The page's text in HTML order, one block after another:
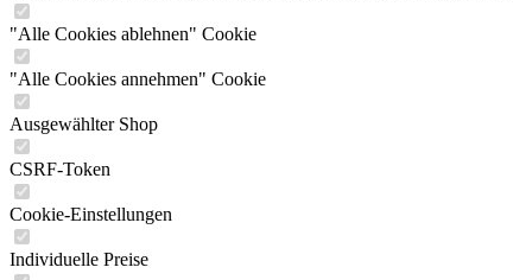
"Alle Cookies ablehnen" Cookie
"Alle Cookies annehmen" Cookie
Ausgewählter Shop
CSRF-Token
Cookie-Einstellungen
Individuelle Preise